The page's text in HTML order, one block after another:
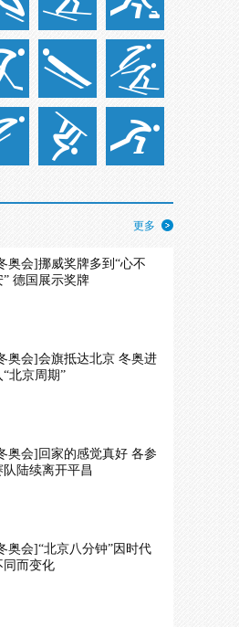
更多
奥会]挪威奖牌多到“心不
” 德国展示奖牌
奥会]会旗抵达北京 冬奥进
“北京周期”
奥会]回家的感觉真好 各参
队陆续离开平昌
奥会]“北京八分钟”因时代
同而变化